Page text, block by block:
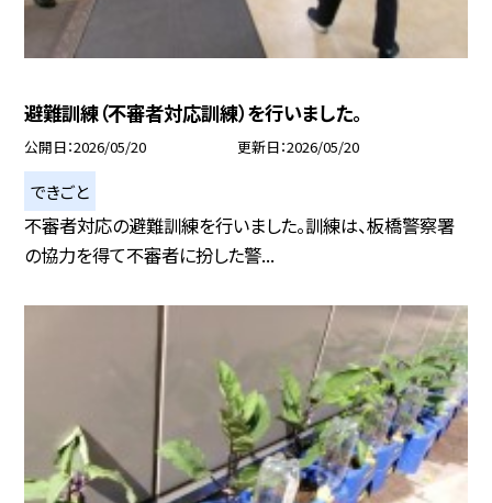
避難訓練（不審者対応訓練）を行いました。
公開日 2026/05/20 更新日 2026/05/20
できごと
不審者対応の避難訓練を行いました。訓練は、板橋警察署
の協力を得て不審者に扮した警...